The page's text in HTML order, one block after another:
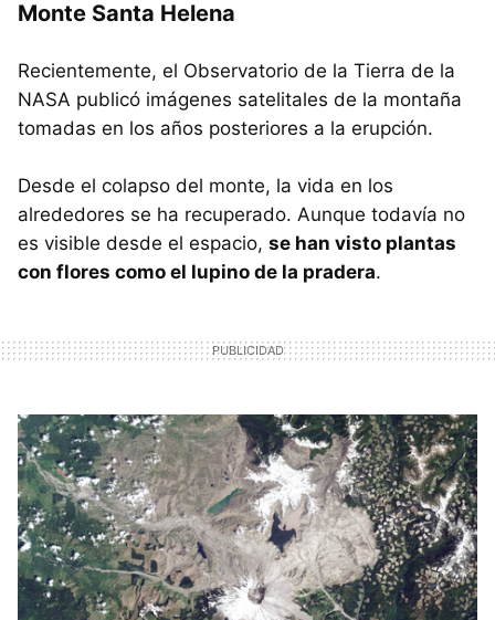
Monte Santa Helena
Recientemente, el Observatorio de la Tierra de la
NASA publicó imágenes satelitales de la montaña
tomadas en los años posteriores a la erupción.
Desde el colapso del monte, la vida en los
alrededores se ha recuperado. Aunque todavía no
es visible desde el espacio, se han visto plantas
con flores como el lupino de la pradera.